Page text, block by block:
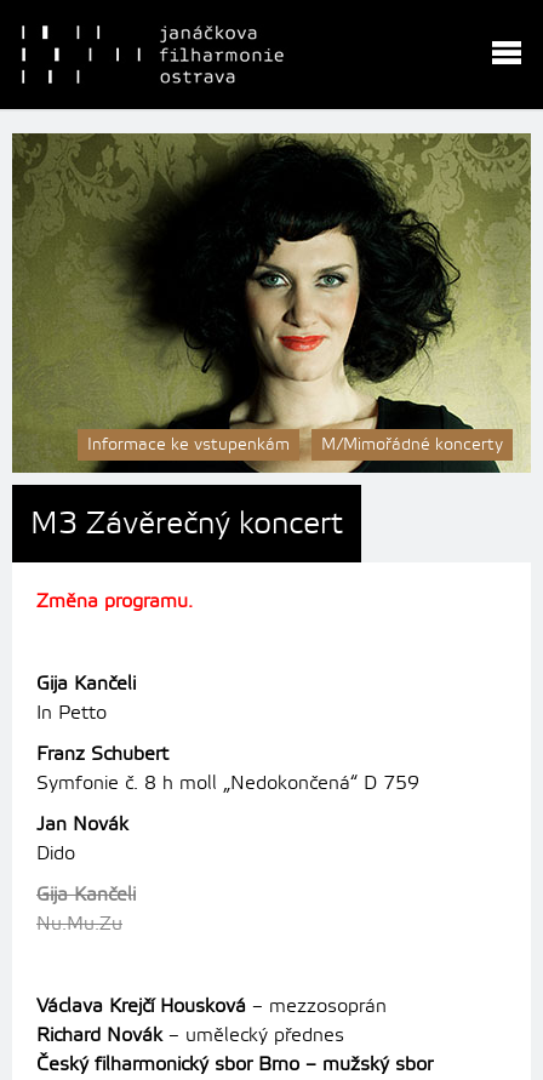
Informace ke vstupenkám M/Mimořádné koncerty
M3 Závěrečný koncert
Změna programu.
Gija Kančeli
In Petto
Franz Schubert
Symfonie č. 8 h moll „Nedokončená“ D 759
Jan Novák
Dido
Gija Kančeli
Nu.Mu.Zu
Václava Krejčí Housková – mezzosoprán
Richard Novák– umělecký přednes
Český filharmonický sbor Brno – mužský sbor